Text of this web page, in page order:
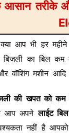
आसान
क्या आप भी हर
बिजली का बिल कम
वॉशिंग मशीन आदि
की खपत को कम
आप अपनेलाईट बिल
नहीं है